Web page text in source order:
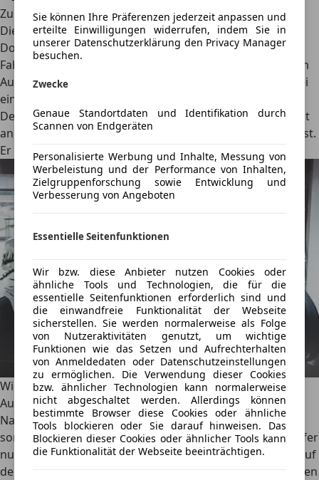
Sie können Ihre Präferenzen jederzeit anpassen und
erteilte Einwilligungen widerrufen, indem Sie in
unserer Datenschutzerklärung den Privacy Manager
besuchen.
Zwecke
Genaue Standortdaten und Identifikation durch
Scannen von Endgeräten
Personalisierte Werbung und Inhalte, Messung von
Werbeleistung und der Performance von Inhalten,
Zielgruppenforschung sowie Entwicklung und
Verbesserung von Angeboten
Essentielle Seitenfunktionen
Wir bzw. diese Anbieter nutzen Cookies oder
ähnliche Tools und Technologien, die für die
essentielle Seitenfunktionen erforderlich sind und
die einwandfreie Funktionalität der Webseite
sicherstellen. Sie werden normalerweise als Folge
von Nutzeraktivitäten genutzt, um wichtige
Funktionen wie das Setzen und Aufrechterhalten
von Anmeldedaten oder Datenschutzeinstellungen
zu ermöglichen. Die Verwendung dieser Cookies
bzw. ähnlicher Technologien kann normalerweise
nicht abgeschaltet werden. Allerdings können
bestimmte Browser diese Cookies oder ähnliche
Tools blockieren oder Sie darauf hinweisen. Das
Blockieren dieser Cookies oder ähnlicher Tools kann
die Funktionalität der Webseite beeinträchtigen.
Zulassungsbescheinigung Teil 1 und 2 kurz erklärt
Die Zulassungsbescheinigungen sind die wichtigsten
Dokumente für den neuen Fahrzeugbesitzer. Der
Fahrzeugschein (Zulassungsbescheinigung Teil I) ist beim
Autofahren immer mitzuführen, um sich zum Beispiel bei
einer Verkehrskontrolle als Halter ausweisen zu können.
Der Fahrzeugbrief (Zulassungsbescheinigung Teil II) zeigt
an, wer der Eigentümer des eingetragenen Fahrzeuges ist.
Er sollte an einem sicheren Ort aufbewahrt werden.
Wichtige Informationen zum Kaufvertrag für
Autoverkäufer
Nachdem du die Kfz-Verkaufsvertrags-Checkliste
sorgfältig durchgegangen bist, ist es für dich als Verkäufer
nun wichtig, weitere Schritte zu beachten, um den Verkauf
deines Fahrzeugs erfolgreich abzuschließen. Im Folgenden